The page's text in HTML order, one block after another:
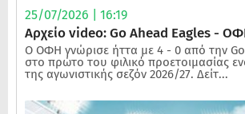
25/07/2026 | 16:19
Αρχείο video: Go Ahead Eagles -
Ο ΟΦΗ γνώρισε ήττα με 4 - 0 από την
στο πρώτο του φιλικό προετοιμασίας
της αγωνιστικής σεζόν 2026/27. Δείτ...